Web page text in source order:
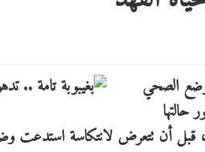
الصحي
حالتها
أن تتعرض لانتكاسة استدعت